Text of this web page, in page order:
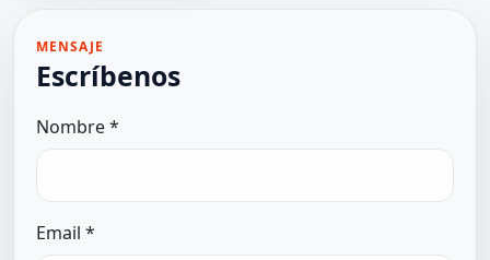
MENSAJE
Escríbenos
Nombre *
Email *